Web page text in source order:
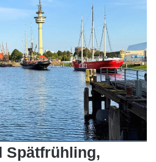
Spätfrühling,